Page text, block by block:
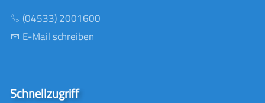
(04533) 2001600
E-Mail schreiben
Schnellzugriff